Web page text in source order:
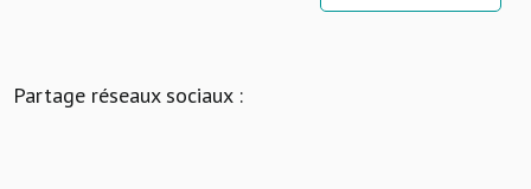
Partage réseaux sociaux :